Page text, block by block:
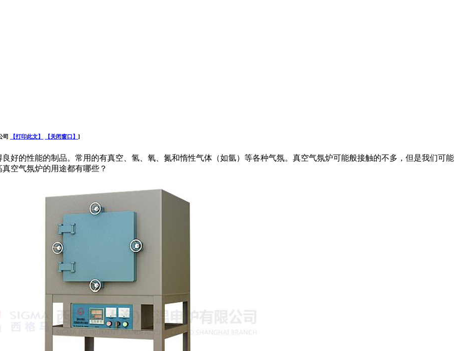
司 【打印此文】 【关闭窗口】 ]
的性能的制品。常用的有真空、氢、氧、氮和惰性气体（如氩）等各种气氛。真空气氛炉可能般接触的不多，但是我们可能
空气氛炉的用途都有哪些？